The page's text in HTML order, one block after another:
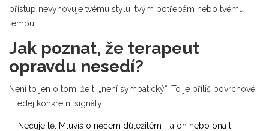
přístup nevyhovuje tvému stylu, tvým potřebám nebo tvému
tempu.
Jak poznat, že terapeut
opravdu nesedí?
Není to jen o tom, že ti „není sympatický“. To je příliš povrchové.
Hledej konkrétní signály:
Nečuje tě. Mluvíš o něčem důležitém - a on nebo ona ti